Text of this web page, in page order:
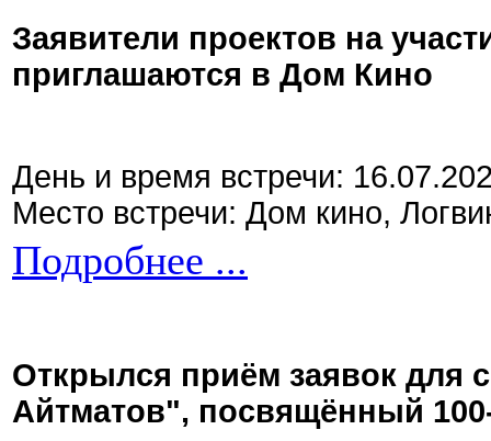
Заявители проектов на
приглашаются в Дом Кино
День и время встречи:
Место встречи: Дом кино,
Подробнее ...
Открылся приём заявок для
Айтматов", посвящённый